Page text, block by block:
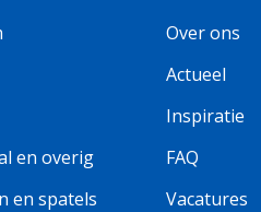
en overig
en spatels
Over ons
Actueel
Inspiratie
FAQ
Vacatures